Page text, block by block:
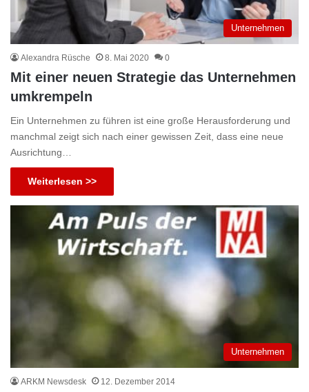
Unternehmen
Alexandra Rüsche 8. Mai 2020 0
Mit einer neuen Strategie das Unternehmen
umkrempeln
Ein Unternehmen zu führen ist eine große Herausforderung und
manchmal zeigt sich nach einer gewissen Zeit, dass eine neue
Ausrichtung…
Weiterlesen >>
Unternehmen
ARKM Newsdesk 12. Dezember 2014